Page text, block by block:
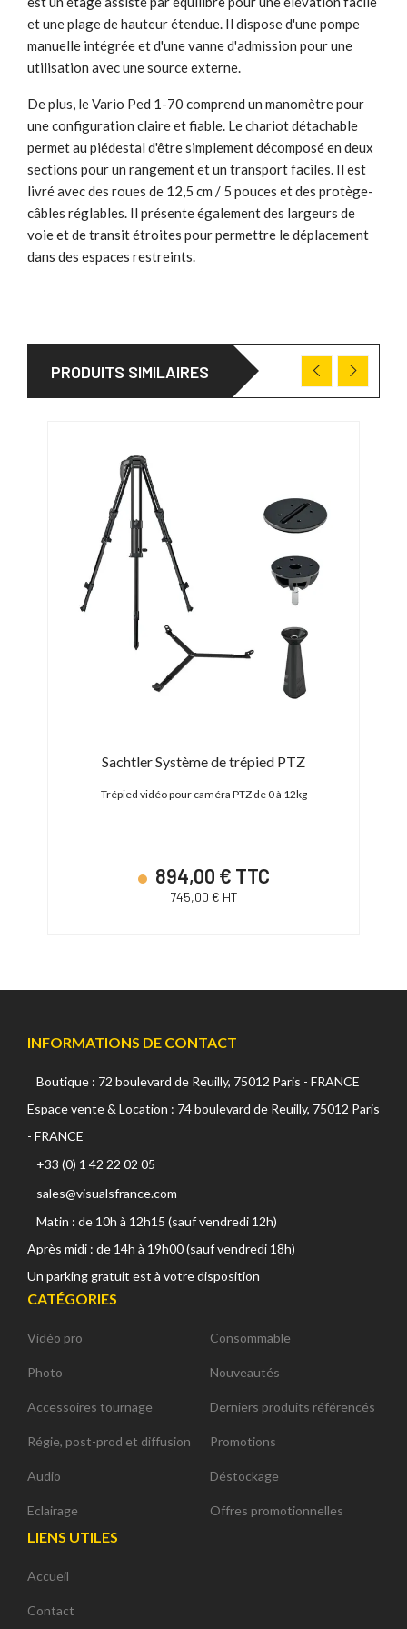
et une plage de hauteur étendue. Il dispose d'une pompe
manuelle intégrée et d'une vanne d'admission pour une
utilisation avec une source externe.
De plus, le Vario Ped 1-70 comprend un manomètre pour
une configuration claire et fiable. Le chariot détachable
permet au piédestal d'être simplement décomposé en deux
sections pour un rangement et un transport faciles. Il est
livré avec des roues de 12,5 cm / 5 pouces et des protège-
câbles réglables. Il présente également des largeurs de
voie et de transit étroites pour permettre le déplacement
dans des espaces restreints.
PRODUITS SIMILAIRES
Sachtler Système de trépied PTZ
Trépied vidéo pour caméra PTZ de 0 à 12kg
894,00 € TTC
745,00 € HT
INFORMATIONS DE CONTACT
Boutique : 72 boulevard de Reuilly, 75012 Paris - FRANCE
Espace vente & Location : 74 boulevard de Reuilly, 75012 Paris
- FRANCE
+33 (0) 1 42 22 02 05
sales@visualsfrance.com
Matin : de 10h à 12h15 (sauf vendredi 12h)
Après midi : de 14h à 19h00 (sauf vendredi 18h)
Un parking gratuit est à votre disposition
CATÉGORIES
Vidéo pro
Photo
Accessoires tournage
Régie, post-prod et diffusion
Audio
Eclairage
Consommable
Nouveautés
Derniers produits référencés
Promotions
Déstockage
Offres promotionnelles
LIENS UTILES
Accueil
Contact